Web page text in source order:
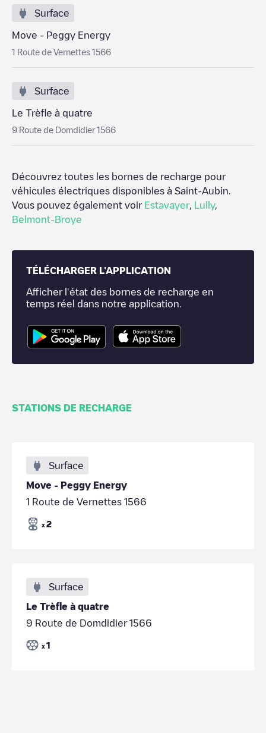
Surface
Move - Peggy Energy
1 Route de Vernettes 1566
Surface
Le Trèfle à quatre
9 Route de Domdidier 1566
Découvrez toutes les bornes de recharge pour
véhicules électriques disponibles à Saint-Aubin
Vous pouvez également voir Estavayer, Lully,
Belmont-Broye
TÉLÉCHARGER L'APPLICATION
Afficher l'état des bornes de recharge en
temps réel dans notre application.
STATIONS DE RECHARGE
Surface
Move - Peggy Energy
1 Route de Vernettes 1566
x 2
Surface
Le Trèfle à quatre
9 Route de Domdidier 1566
x 1